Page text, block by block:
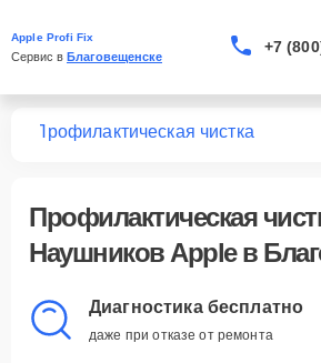
Apple Profi Fix
Сервис в Благовещенске
+7
Профилактическая чистка
Профилактическая
Наушников Apple в
Диагностика бесплатно
даже при отказе от ремонта